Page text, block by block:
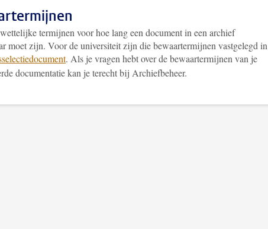
termijnen voor hoe lang een document in een archief
moet zijn. Voor de universiteit zijn die bewaartermijnen vastgelegd in
. Als je vragen hebt over de bewaartermijnen van je
documentatie kan je terecht bij Archiefbeheer.